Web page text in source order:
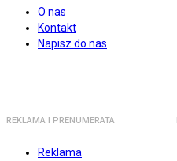
O nas
Kontakt
Napisz do nas
REKLAMA I PRENUMERATA
Reklama